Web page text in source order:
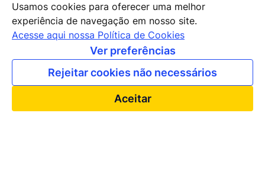
+55 (61) 2027-0202
+55 (61) 2027-0203
apexbrasil@apexbrasil.com.br
Nossos escritórios pelo mundo
Usamos cookies para oferecer uma melhor
experiência de navegação em nosso site.
Acesse aqui nossa Política de Cookies
Ver preferências
Rejeitar cookies não necessários
Aceitar